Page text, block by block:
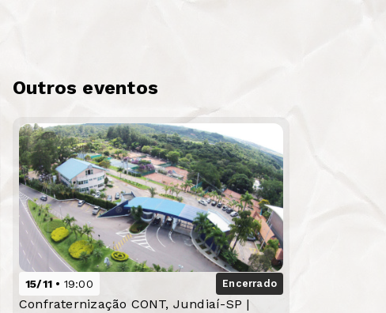
Outros eventos
15/11 19:00 Encerrado
Confraternização CONT, Jundiaí-SP |